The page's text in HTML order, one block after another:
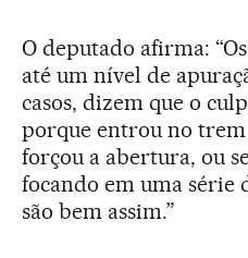
O deputado afirma:
até um nível de
casos, dizem que o
porque entrou no
forçou a abertura, ou
focando em uma série
são bem assim.”